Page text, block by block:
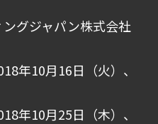
グジャパン株式会社
年10月16日（火）、
年10月25日（木）、